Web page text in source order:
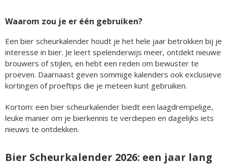
Waarom zou je er één gebruiken?
Een bier scheurkalender houdt je het hele jaar betrokken bij je
interesse in bier. Je leert spelenderwijs meer, ontdekt nieuwe
brouwers of stijlen, en hebt een reden om bewuster te
proeven. Daarnaast geven sommige kalenders ook exclusieve
kortingen of proeftips die je meteen kunt gebruiken.
Kortom: een bier scheurkalender biedt een laagdrempelige,
leuke manier om je bierkennis te verdiepen en dagelijks iets
nieuws te ontdekken.
Bier Scheurkalender 2026: een jaar lang